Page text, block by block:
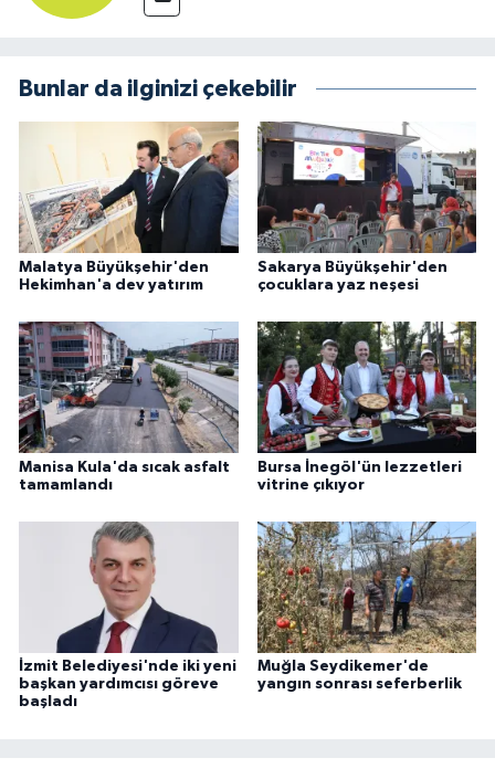
Bunlar da ilginizi çekebilir
Malatya Büyükşehir'den
Hekimhan'a dev yatırım
Sakarya Büyükşehir'den
çocuklara yaz neşesi
Manisa Kula'da sıcak asfalt
tamamlandı
Bursa İnegöl'ün lezzetleri
vitrine çıkıyor
İzmit Belediyesi'nde iki yeni
başkan yardımcısı göreve
başladı
Muğla Seydikemer'de
yangın sonrası seferberlik